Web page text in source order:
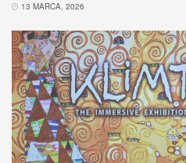
13 MARCA, 2026